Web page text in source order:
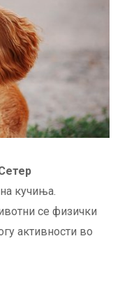
кучиња.
се физички
активности во